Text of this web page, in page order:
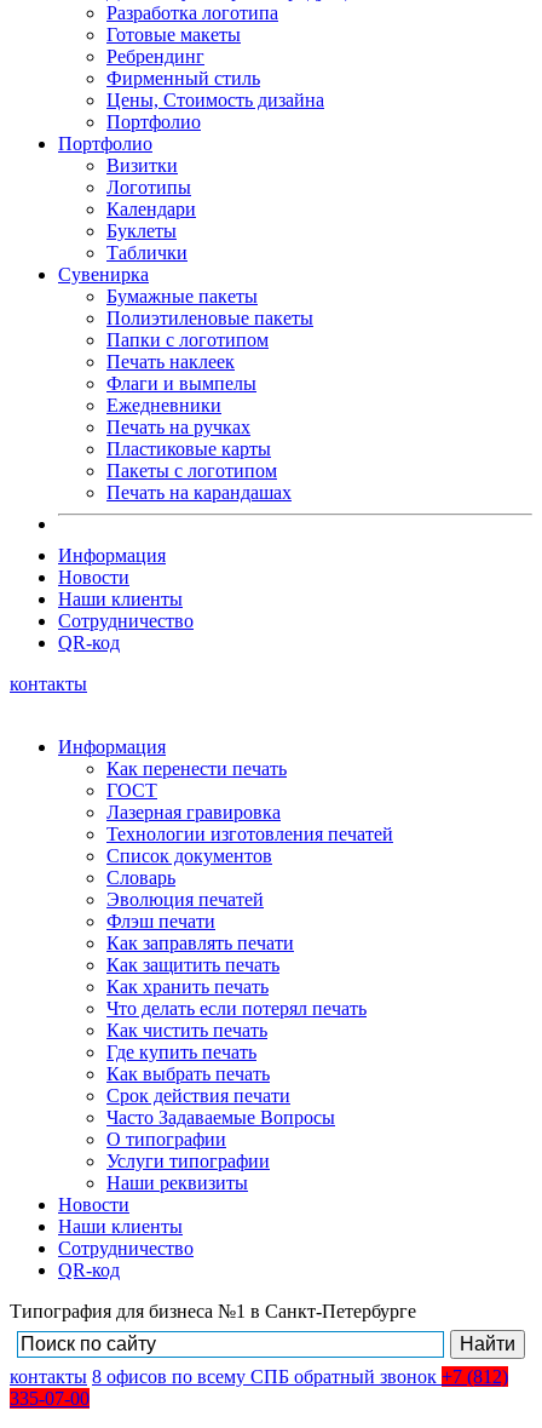
Разработка логотипа
Готовые макеты
Ребрендинг
Фирменный стиль
Цены, Стоимость дизайна
Портфолио
Портфолио
Визитки
Логотипы
Календари
Буклеты
Таблички
Сувенирка
Бумажные пакеты
Полиэтиленовые пакеты
Папки с логотипом
Печать наклеек
Флаги и вымпелы
Ежедневники
Печать на ручках
Пластиковые карты
Пакеты с логотипом
Печать на карандашах
Информация
Новости
Наши клиенты
Сотрудничество
QR-код
контакты
Информация
Как перенести печать
ГОСТ
Лазерная гравировка
Технологии изготовления печатей
Список документов
Словарь
Эволюция печатей
Флэш печати
Как заправлять печати
Как защитить печать
Как хранить печать
Что делать если потерял печать
Как чистить печать
Где купить печать
Как выбрать печать
Срок действия печати
Часто Задаваемые Вопросы
О типографии
Услуги типографии
Наши реквизиты
Новости
Наши клиенты
Сотрудничество
QR-код
Типография для бизнеса №1 в Санкт-Петербурге
контакты 8 офисов по всему СПБ обратный звонок +7 (812)
335-07-00